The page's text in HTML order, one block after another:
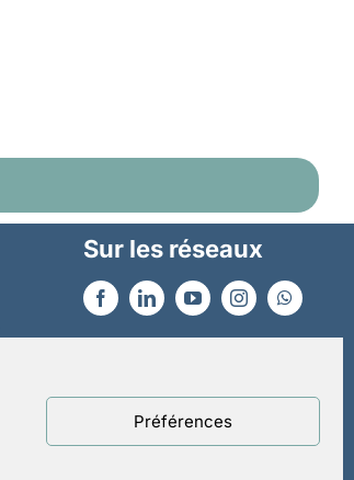
Préférences
Sur les réseaux
Lutte contre les
Mentions légales